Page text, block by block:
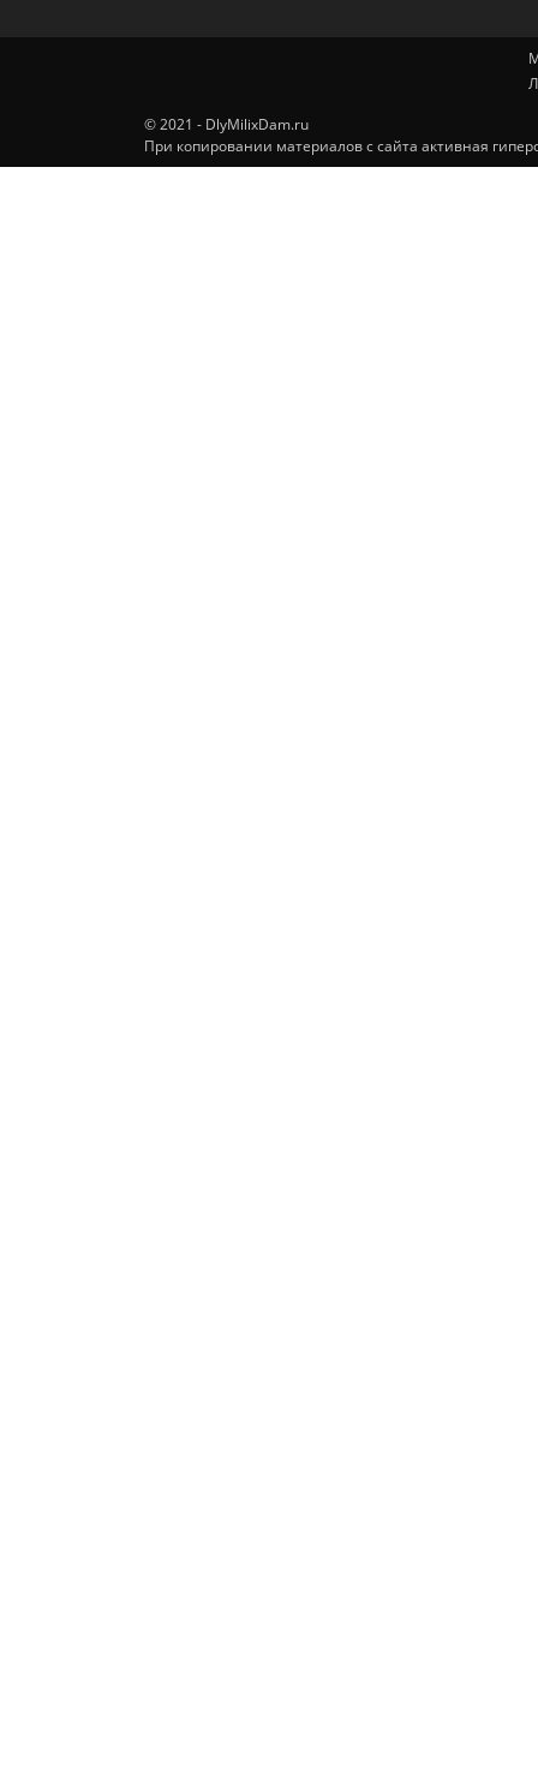
© 2021 - DlyMilixDam.ru
При копировании материалов с сайта активная